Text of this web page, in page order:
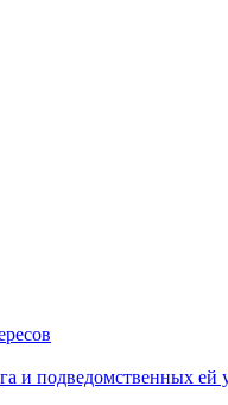
и подведомственных